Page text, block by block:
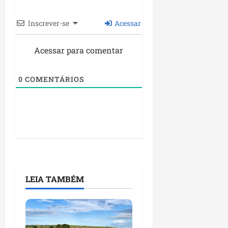
Inscrever-se Acessar
Acessar para comentar
0 COMENTÁRIOS
LEIA TAMBÉM